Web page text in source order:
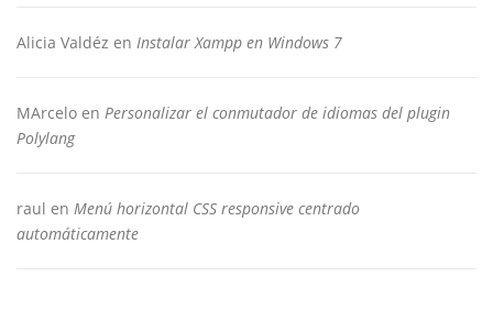
Alicia Valdéz en Instalar Xampp en Windows 7
MArcelo en Personalizar el conmutador de idiomas del plugin
Polylang
raul en Menú horizontal CSS responsive centrado
automáticamente